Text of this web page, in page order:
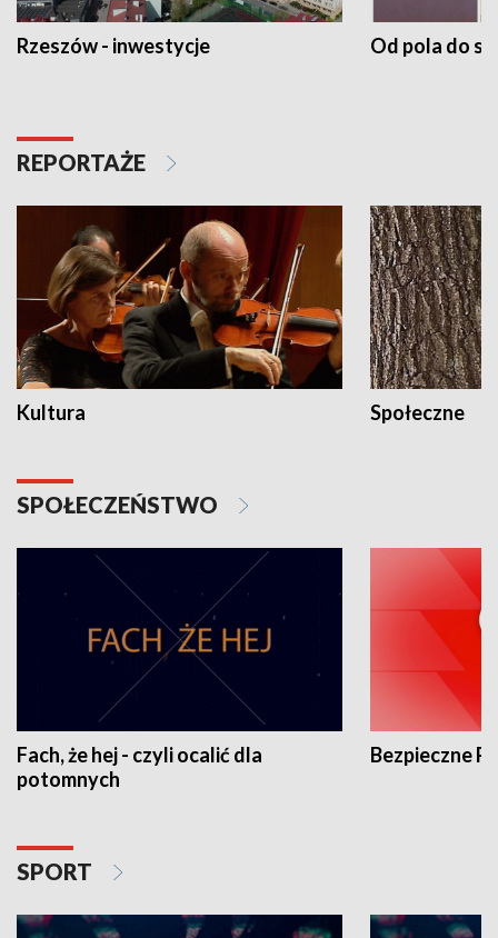
Rzeszów - inwestycje Od pola do
REPORTAŻE
Kultura Społeczne
SPOŁECZEŃSTWO
Fach, że hej - czyli ocalić dla
potomnych
Bezpieczne
SPORT